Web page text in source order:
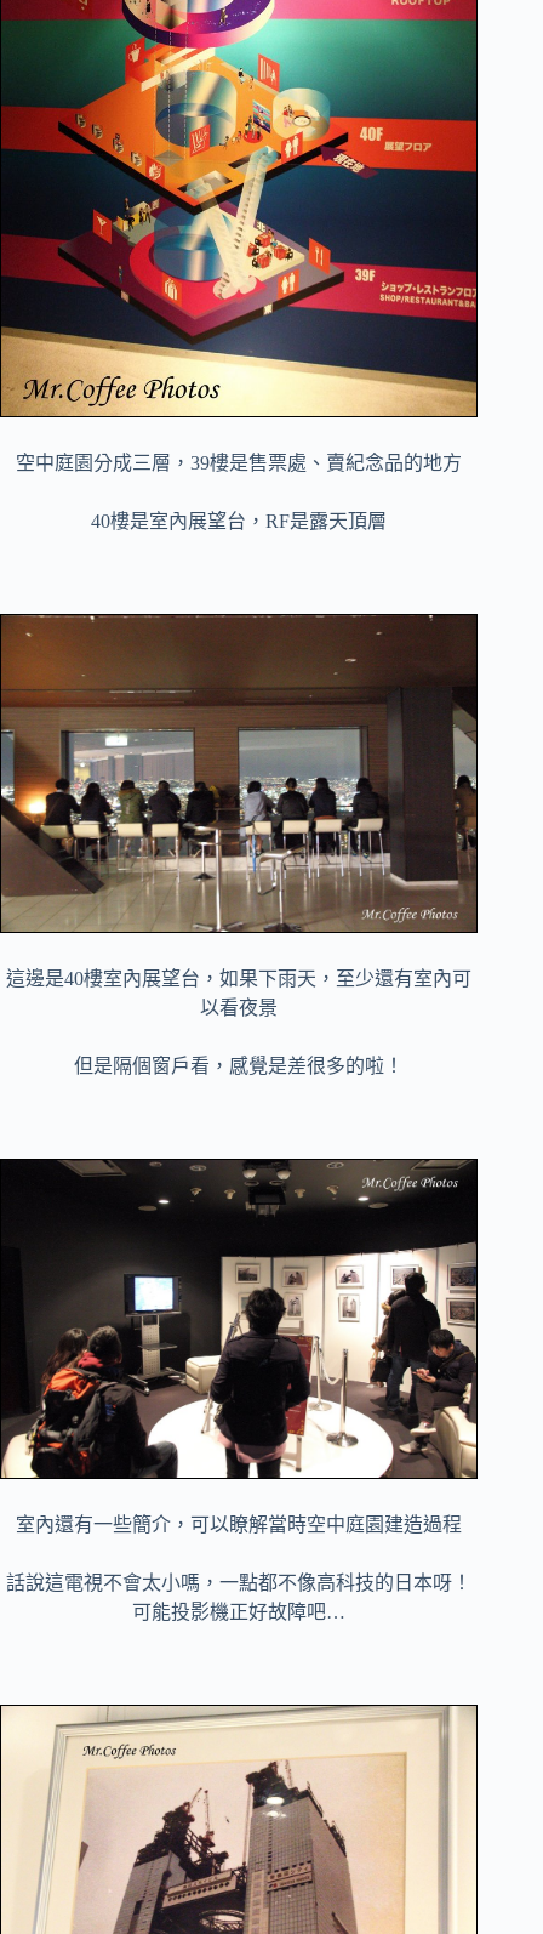
空中庭園分成三層，39樓是售票處、賣紀念品的地方
40樓是室內展望台，RF是露天頂層
這邊是40樓室內展望台 ，如果下雨天，至少還有室內可
以看夜景
但是隔個窗戶看，感覺是差很多的啦！
室內還有一些簡介，可以瞭解當時空中庭園建造過程
話說這電視不會太小嗎，一點都不像高科技的日本呀！
可能投影機正好故障吧…